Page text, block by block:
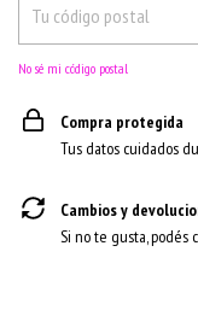
No sé mi código postal
Compra protegida
Tus datos cuidados
Cambios y
Si no te gusta, podés